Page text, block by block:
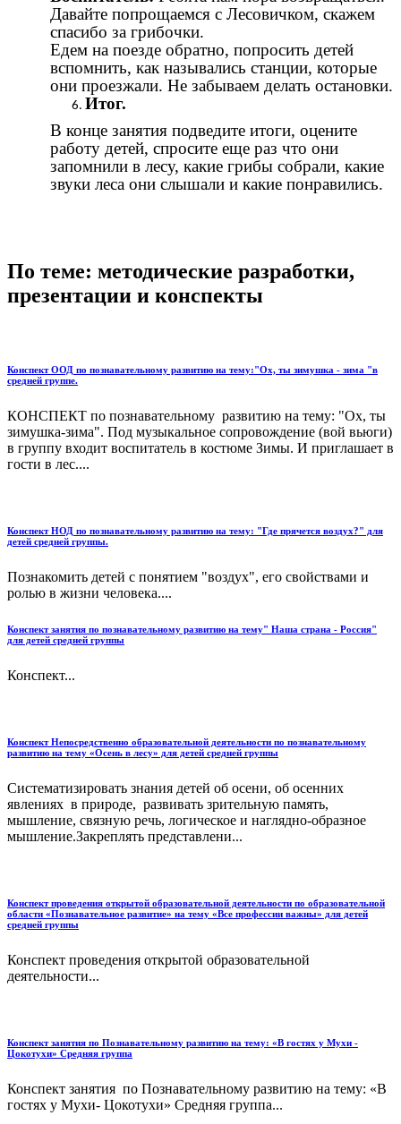
Давайте попрощаемся с Лесовичком, скажем
спасибо за грибочки.
Едем на поезде обратно, попросить детей
вспомнить, как назывались станции, которые
они проезжали. Не забываем делать остановки.
Итог.
В конце занятия подведите итоги, оцените
работу детей, спросите еще раз что они
запомнили в лесу, какие грибы собрали, какие
звуки леса они слышали и какие понравились.
По теме: методические разработки,
презентации и конспекты
Конспект ООД по познавательному развитию на тему:"Ох, ты зимушка - зима "в
средней группе.
КОНСПЕКТ по познавательному развитию на тему: "Ох, ты
зимушка-зима". Под музыкальное сопровождение (вой вьюги)
в группу входит воспитатель в костюме Зимы. И приглашает в
гости в лес....
Конспект НОД по познавательному развитию на тему: "Где прячется воздух?" для
детей средней группы.
Познакомить детей с понятием "воздух", его свойствами и
ролью в жизни человека....
Конспект занятия по познавательному развитию на тему" Наша страна - Россия"
для детей средней группы
Конспект...
Конспект Непосредственно образовательной деятельности по познавательному
развитию на тему «Осень в лесу» для детей средней группы
Систематизировать знания детей об осени, об осенних
явлениях в природе, развивать зрительную память,
мышление, связную речь, логическое и наглядно-образное
мышление.Закреплять представлени...
Конспект проведения открытой образовательной деятельности по образовательной
области «Познавательное развитие» на тему «Все профессии важны» для детей
средней группы
Конспект проведения открытой образовательной
деятельности...
Конспект занятия по Познавательному развитию на тему: «В гостях у Мухи -
Цокотухи» Средняя группа
Конспект занятия по Познавательному развитию на тему: «В
гостях у Мухи- Цокотухи» Средняя группа...